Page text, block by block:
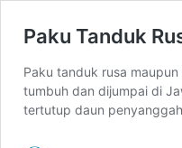
Paku Tanduk
Paku tanduk rusa
tumbuh dan dijumpai di
tertutup daun